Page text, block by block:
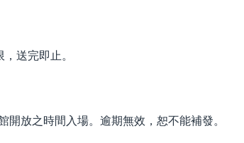
送完即止。
放之時間入場。逾期無效，恕不能補發。